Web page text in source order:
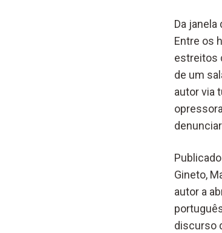
Da
Entre os
estreitos
de um
autor via
Gineto,
autor a
discurso